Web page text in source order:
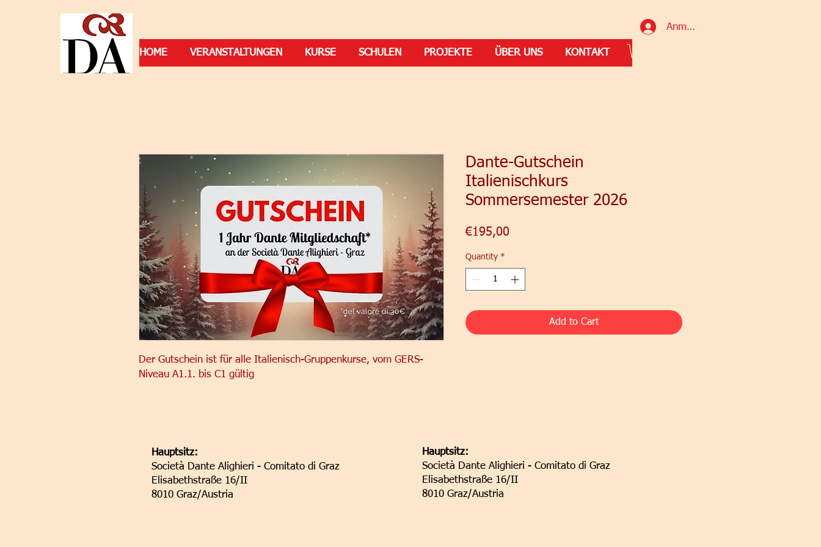
Anmelden
HOME VERANSTALTUNGEN KURSE SCHULEN PROJEKTE ÜBER UNS KONTAKT
Der Gutschein ist für alle Italienisch-Gruppenkurse, vom GERS-
Niveau A1.1. bis C1 gültig
Dante-Gutschein
Italienischkurs
Sommersemester 2026
€195,00
Quantity *
Add to Cart
Hauptsitz:
Società Dante Alighieri - Comitato di Graz
Elisabethstraße 16/II
8010 Graz/Austria
Hauptsitz:
Società Dante Alighieri - Comitato di Graz
Elisabethstraße 16/II
8010 Graz/Austria